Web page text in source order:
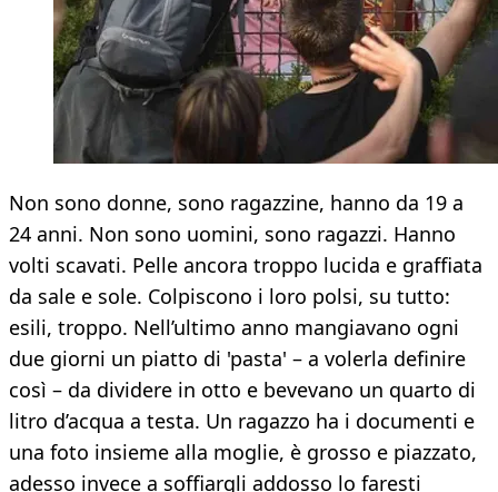
Non sono donne, sono ragazzine, hanno da 19 a
24 anni. Non sono uomini, sono ragazzi. Hanno
volti scavati. Pelle ancora troppo lucida e graffiata
da sale e sole. Colpiscono i loro polsi, su tutto:
esili, troppo. Nell’ultimo anno mangiavano ogni
due giorni un piatto di 'pasta' – a volerla definire
così – da dividere in otto e bevevano un quarto di
litro d’acqua a testa. Un ragazzo ha i documenti e
una foto insieme alla moglie, è grosso e piazzato,
adesso invece a soffiargli addosso lo faresti